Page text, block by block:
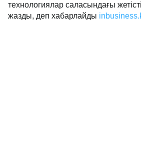
технологиялар саласындағы
жазды, деп хабарлайды